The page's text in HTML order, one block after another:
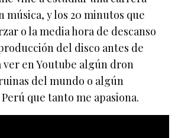
música, y los 20 minutos que
o la media hora de descanso
del disco antes de
ver en Youtube algún dron
del mundo o algún
que tanto me apasiona.